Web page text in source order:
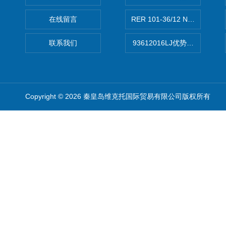
在线留言
联系我们
RER 101-36/12 NHH离心
93612016LJ优势供应美国
Copyright © 2026 秦皇岛维克托国际贸易有限公司版权所有